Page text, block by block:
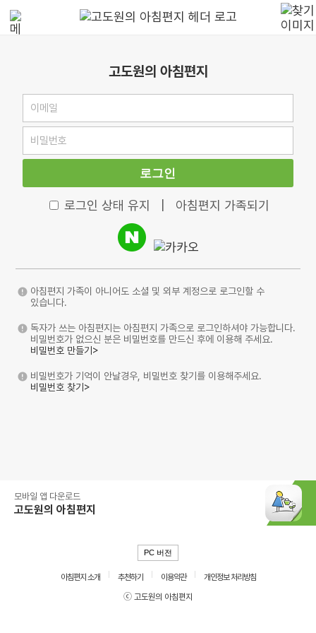
고도원의 아침편지
로그인
로그인 상태 유지 아침편지 가족되기
아침편지 가족이 아니어도 소셜 및 외부 계정으로 로그인할 수
있습니다.
독자가 쓰는 아침편지는 아침편지 가족으로 로그인하셔야 가능합니다.
비밀번호가 없으신 분은 비밀번호를 만드신 후에 이용해 주세요.
비밀번호 만들기>
비밀번호가 기억이 안날경우, 비밀번호 찾기를 이용해주세요.
비밀번호 찾기>
모바일 앱 다운로드
고도원의 아침편지
PC 버전
아침편지 소개 추천하기 이용약관
개인정보 처리방침
ⓒ 고도원의 아침편지